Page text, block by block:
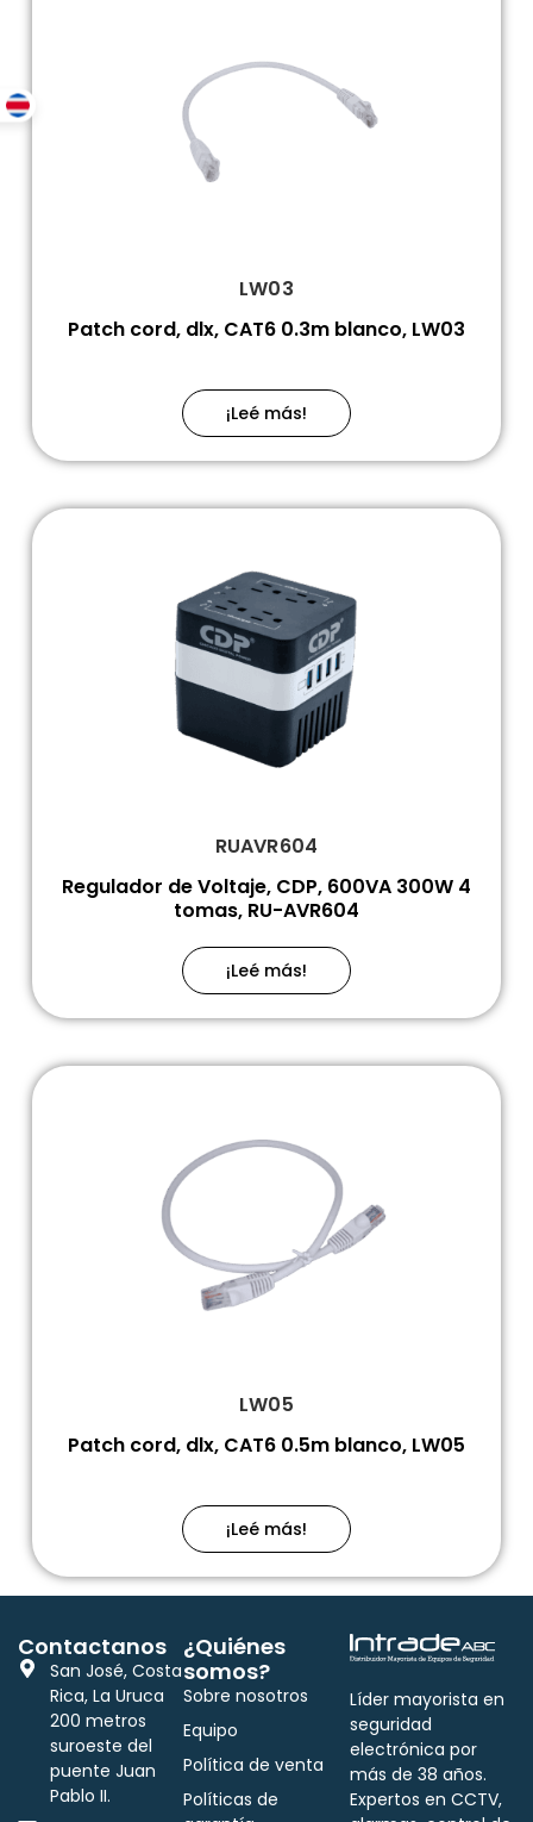
LW03
Patch cord, dlx, CAT6 0.3m blanco, LW03
¡Leé más!
RUAVR604
Regulador de Voltaje, CDP, 600VA 300W 4
tomas, RU-AVR604
¡Leé más!
LW05
Patch cord, dlx, CAT6 0.5m blanco, LW05
¡Leé más!
Líder mayorista en
seguridad
electrónica por
más de 38 años.
Expertos en CCTV,
¿Quiénes
somos?
Sobre nosotros
Equipo
Política de venta
Políticas de
Contactanos
San José, Costa
Rica, La Uruca
200 metros
suroeste del
puente Juan
Pablo II.